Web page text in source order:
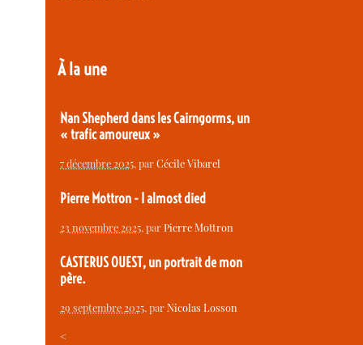
À la une
Nan Shepherd dans les Cairngorms, un
« trafic amoureux »
7 décembre 2025, parCécile Vibarel
Pierre Mottron - I almost died
23 novembre 2025, parPierre Mottron
CASTERUS OUEST, un portrait de mon
père.
29 septembre 2025, parNicolas Losson
<